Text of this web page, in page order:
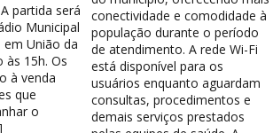
partida será
Municipal
União da
às 15h. Os
à venda
que
o
conectividade e comodidade à
população durante o período
de atendimento. A rede Wi-Fi
está disponível para os
usuários enquanto aguardam
consultas, procedimentos e
demais serviços prestados